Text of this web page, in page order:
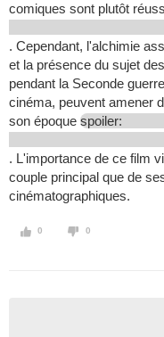
comiques sont plutôt
. Cependant, l'alchimie
et la présence du sujet
pendant la Seconde
cinéma, peuvent amener
son époque spoiler:
. L'importance de ce film
couple principal que de
cinématographiques.
0 0